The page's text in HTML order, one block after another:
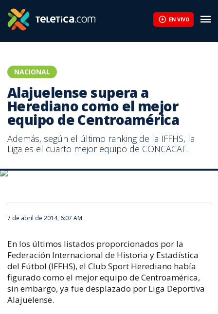
EN VIVO
NACIONAL
Alajuelense supera a
Herediano como el mejor
equipo de Centroamérica
Además, según el último ranking de la IFFHS, la
Liga es el cuarto mejor equipo de CONCACAF.
Además, según el último ranking de la IFFHS, la Liga es el cuarto
7 de abril de 2014, 6:07 AM
En los últimos listados proporcionados por la
Federación Internacional de Historia y Estadística
del Fútbol (IFFHS), el Club Sport Herediano había
figurado como el mejor equipo de Centroamérica,
sin embargo, ya fue desplazado por Liga Deportiva
Alajuelense.